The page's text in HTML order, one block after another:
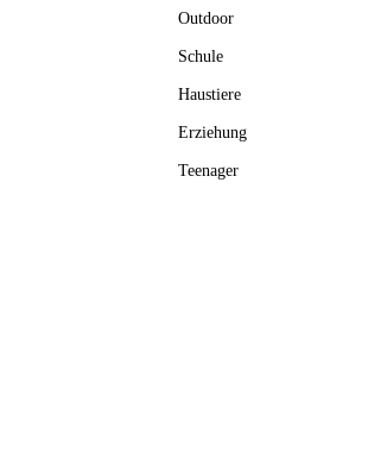
Outdoor
Schule
Haustiere
Erziehung
Teenager